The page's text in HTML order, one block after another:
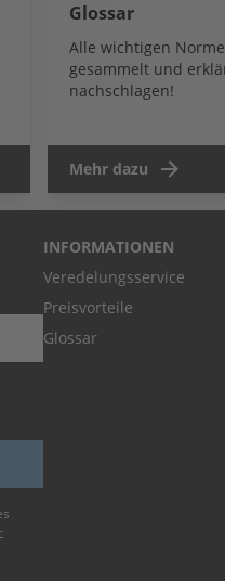
Glossar
Alle wichtigen
gesammelt und
nachschlagen!
Mehr dazu
-
INFORMATIONEN
Veredelungsservice
Preisvorteile
Glossar